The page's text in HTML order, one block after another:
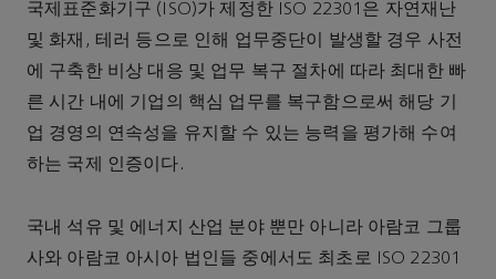
국제표준화기구 (ISO)가 제정한 ISO 22301은 자연재난
및 화재, 테러 등으로 인해 업무중단이 발생할 경우 사전
에 구축한 비상 대응 및 업무 복구 절차에 따라 최대한 빠
른 시간 내에 기업의 핵심 업무를 복구함으로써 해당 기
업 경영의 연속성을 유지할 수 있는 능력을 평가해 수여
하는 국제 인증이다.
국내 석유 및 에너지 산업 분야 뿐만 아니라 아람코 그룹
사와 아람코 아시아 법인들 중에서도 최초로 ISO 22301